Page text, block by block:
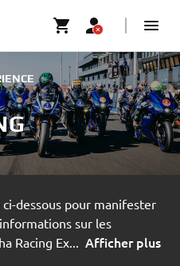
dessous pour manifester
sur les
Racing Ex... Afficher plus